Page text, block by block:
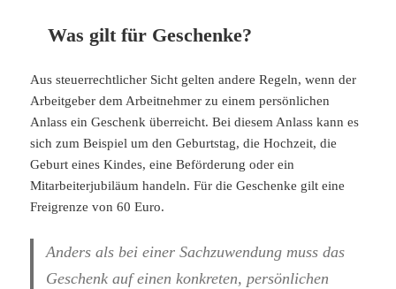
Was gilt für Geschenke?
Aus steuerrechtlicher Sicht gelten andere Regeln, wenn der
Arbeitgeber dem Arbeitnehmer zu einem persönlichen
Anlass ein Geschenk überreicht. Bei diesem Anlass kann es
sich zum Beispiel um den Geburtstag, die Hochzeit, die
Geburt eines Kindes, eine Beförderung oder ein
Mitarbeiterjubiläum handeln. Für die Geschenke gilt eine
Freigrenze von 60 Euro.
Anders als bei einer Sachzuwendung muss das
Geschenk auf einen konkreten, persönlichen